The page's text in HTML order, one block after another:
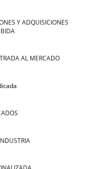
Y ADQUISICIONES
AL MERCADO